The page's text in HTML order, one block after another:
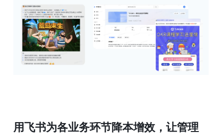
用飞书为各业务环节降本增效，让管理